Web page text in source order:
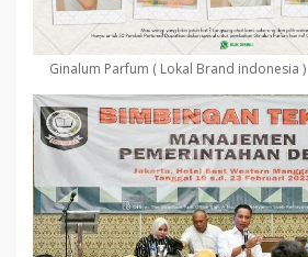
S
n
a
d
i
s
e
-
B
o
Ginalum Parfum ( Lokal Brand indonesia )